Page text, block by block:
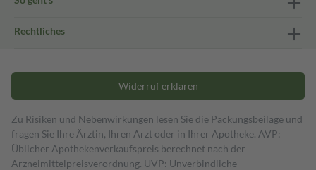
Rechtliches
Widerruf erklären
Zu Risiken und Nebenwirkungen lesen Sie die Packungsbeilage und
fragen Sie Ihre Ärztin, Ihren Arzt oder in Ihrer Apotheke. AVP:
Üblicher Apothekenverkaufspreis berechnet nach der
Arzneimittelpreisverordnung. UVP: Unverbindliche